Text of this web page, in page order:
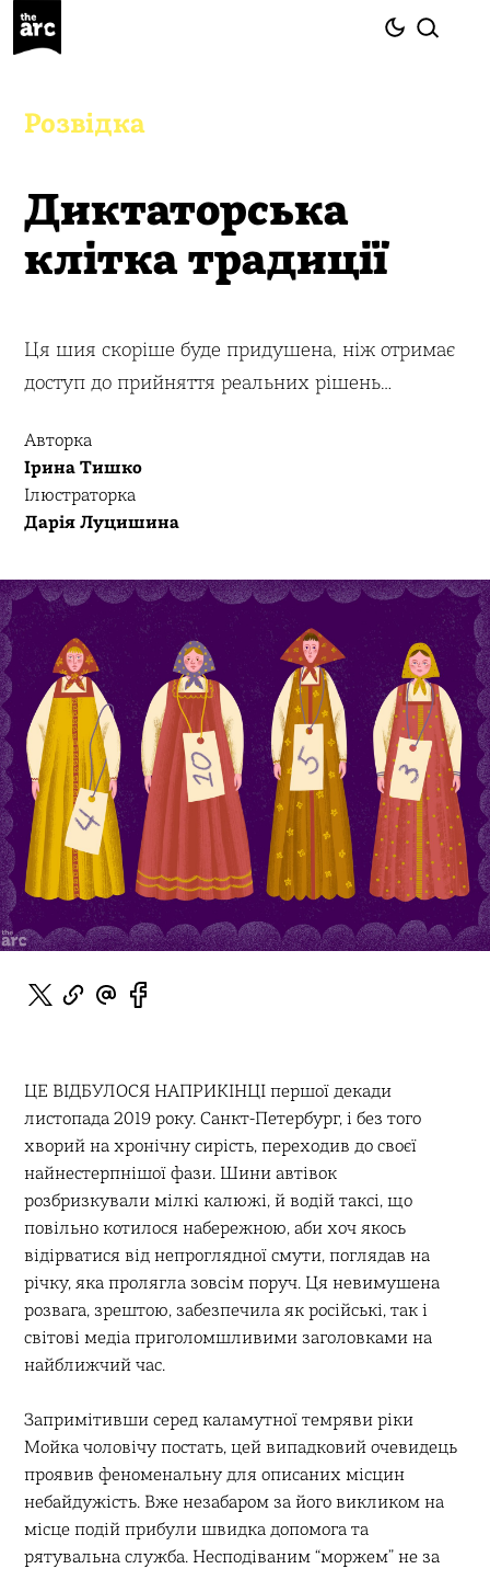
Розвідка
Диктаторська
клітка традиції
Ця шия скоріше буде придушена, ніж отримає
доступ до прийняття реальних рішень…
Авторка
Ірина Тишко
Ілюстраторка
Дарія Луцишина
ЦЕ ВІДБУЛОСЯ НАПРИКІНЦІ першої декади
листопада 2019 року. Санкт-Петербург, і без того
хворий на хронічну сирість, переходив до своєї
найнестерпнішої фази. Шини автівок
розбризкували мілкі калюжі, й водій таксі, що
повільно котилося набережною, аби хоч якось
відірватися від непроглядної смути, поглядав на
річку, яка пролягла зовсім поруч. Ця невимушена
розвага, зрештою, забезпечила як російські, так і
світові медіа приголомшливими заголовками на
найближчий час.
Запримітивши серед каламутної темряви ріки
Мойка чоловічу постать, цей випадковий очевидець
проявив феноменальну для описаних місцин
небайдужість. Вже незабаром за його викликом на
місце подій прибули швидка допомога та
рятувальна служба. Несподіваним “моржем” не за